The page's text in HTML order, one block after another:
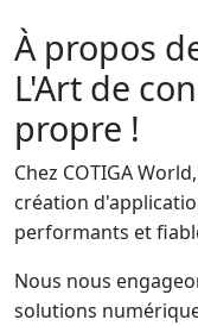
À propos
L'Art de
propre !
Chez COTIGA World
création
performants et
Nous nous
solutions